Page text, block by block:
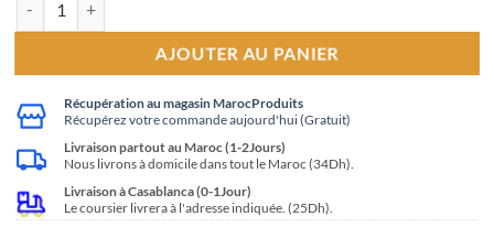
AJOUTER AU PANIER
Récupération au magasin MarocProduits
Récupérez votre commande aujourd'hui (Gratuit)
Livraison partout au Maroc (1-2Jours)
Nous livrons à domicile dans tout le Maroc (34Dh).
Livraison à Casablanca (0-1Jour)
Le coursier livrera à l'adresse indiquée. (25Dh).